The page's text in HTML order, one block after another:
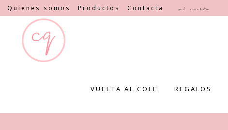
Quienes somos Productos Contacta Mi cuenta
VUELTA AL COLE REGALOS